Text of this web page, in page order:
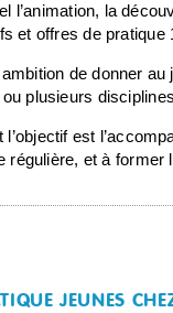
l’animation, la
et offres de pratique
de donner
ou plusieurs
l’objectif est
et à former
JEUNES